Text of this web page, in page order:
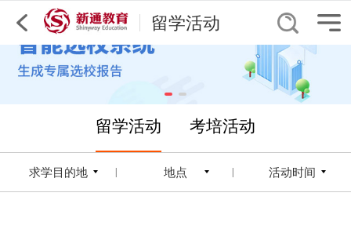
留学活动
留学活动 考培活动
求学目的地 地点 活动时间